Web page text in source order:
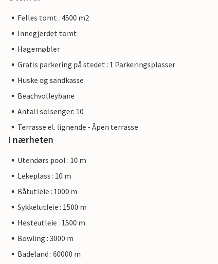
Felles tomt : 4500 m2
Innegjerdet tomt
Hagemøbler
Gratis parkering på stedet : 1 Parkeringsplasser
Huske og sandkasse
Beachvolleybane
Antall solsenger: 10
Terrasse el. lignende - Åpen terrasse
I nærheten
Utendørs pool : 10 m
Lekeplass : 10 m
Båtutleie : 1000 m
Sykkelutleie : 1500 m
Hesteutleie : 1500 m
Bowling : 3000 m
Badeland : 60000 m